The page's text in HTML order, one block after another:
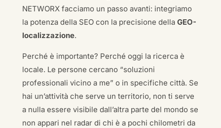
NETWORX facciamo un passo avanti: integriamo
la potenza della SEO con la precisione della GEO-
localizzazione.
Perché è importante? Perché oggi la ricerca è
locale. Le persone cercano “soluzioni
professionali vicino a me” o in specifiche città. Se
hai un’attività che serve un territorio, non ti serve
a nulla essere visibile dall’altra parte del mondo se
non appari nel radar di chi è a pochi chilometri da